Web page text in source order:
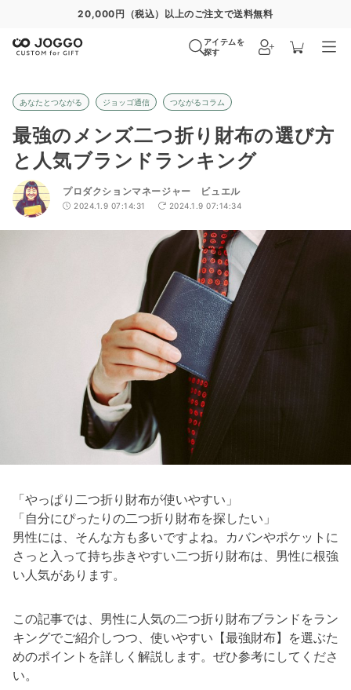
通常便 8/27 特急便 8/21 超特急便 8/15
アイテムを
探す
あなたとつながる ジョッゴ通信 つながるコラム
最強のメンズ二つ折り財布の選び方
と人気ブランドランキング
プロダクションマネージャー ビュエル
2024.1.9 07:14:31 2024.1.9 07:14:34
「やっぱり二つ折り財布が使いやすい」
「自分にぴったりの二つ折り財布を探したい」
男性には、そんな方も多いですよね。カバンやポケットに
さっと入って持ち歩きやすい二つ折り財布は、男性に根強
い人気があります。
この記事では、男性に人気の二つ折り財布ブランドをラン
キングでご紹介しつつ、使いやすい【最強財布】を選ぶた
めのポイントを詳しく解説します。ぜひ参考にしてくださ
い。